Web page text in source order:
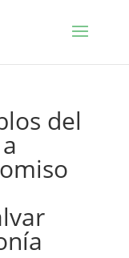
del